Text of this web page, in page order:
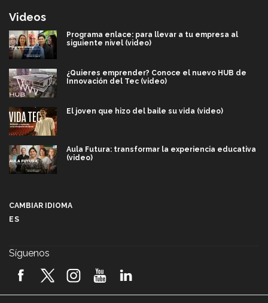
Videos
Programa enlace: para llevar a tu empresa al
siguiente nivel (video)
¿Quieres emprender? Conoce el nuevo HUB de
Innovación del Tec (video)
El joven que hizo del baile su vida (video)
Aula Futura: transformar la experiencia educativa
(video)
2026! (video)
CAMBIAR IDIOMA
ES
Síguenos